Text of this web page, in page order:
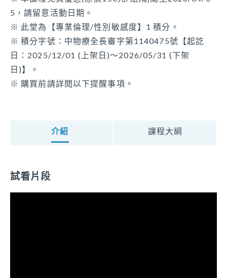
開課類別
性別敏感度
可報名身分別
照顧管理專員、照顧服務員、照顧管理督導、社會工
作師、家庭托顧服務員
5，請留意活動日期。
※ 此堂為【專業倫理/性別敏感度】1 積分。
※ 積分字號：中物療全長審字第1140475號【起訖
日：2025/12/01 (上架日)～2026/05/31 (下架
日)】。
※ 購買前請詳閱以下提醒事項。
介紹 課程大綱
試看片段